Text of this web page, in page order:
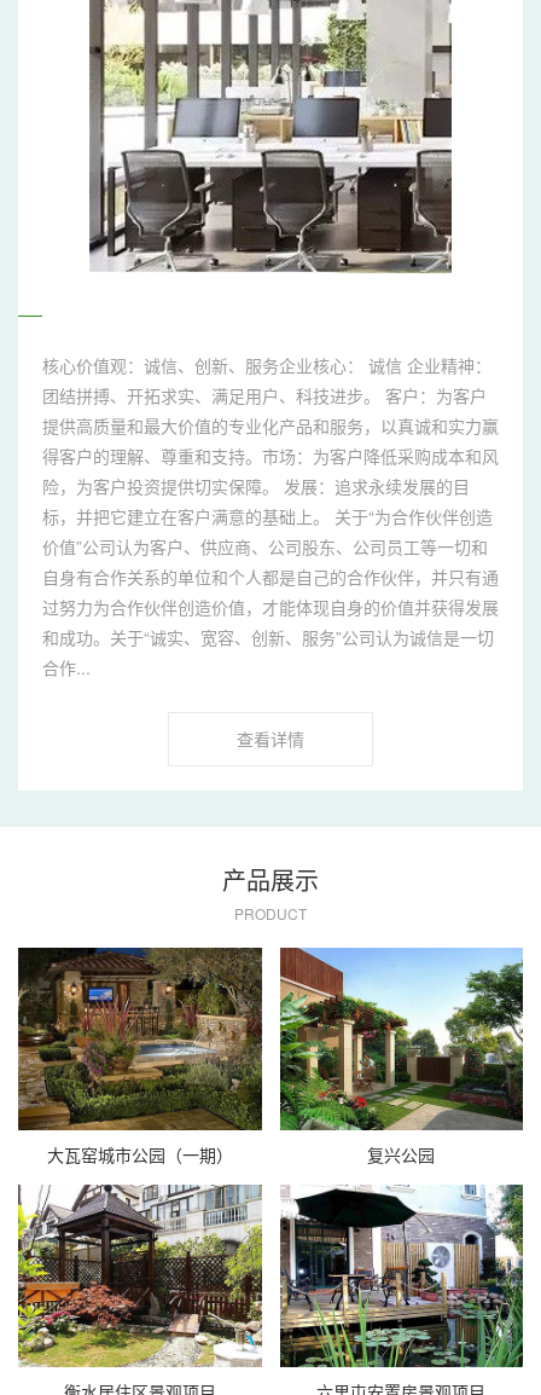
核心价值观：诚信、创新、服务企业核心： 诚信 企业精神：
团结拼搏、开拓求实、满足用户、科技进步。 客户：为客户
提供高质量和最大价值的专业化产品和服务，以真诚和实力赢
得客户的理解、尊重和支持。市场：为客户降低采购成本和风
险，为客户投资提供切实保障。 发展：追求永续发展的目
标，并把它建立在客户满意的基础上。 关于“为合作伙伴创造
价值”公司认为客户、供应商、公司股东、公司员工等一切和
自身有合作关系的单位和个人都是自己的合作伙伴，并只有通
过努力为合作伙伴创造价值，才能体现自身的价值并获得发展
和成功。关于“诚实、宽容、创新、服务”公司认为诚信是一切
合作...
查看详情
产品展示
PRODUCT
大瓦窑城市公园（一期） 复兴公园